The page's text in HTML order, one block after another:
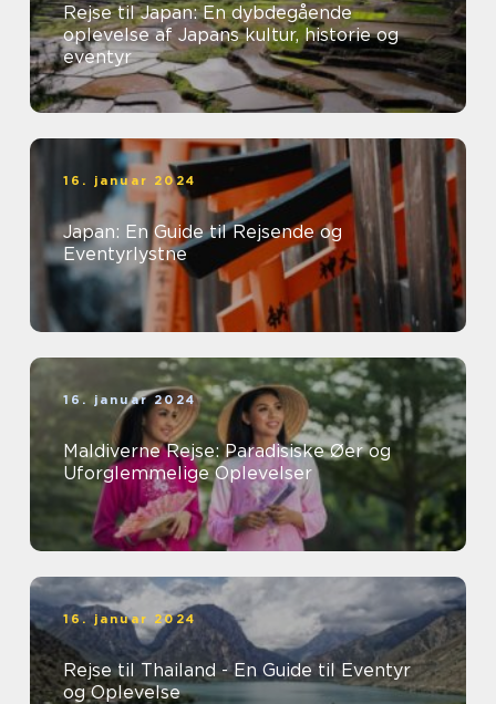
Rejse til Japan: En dybdegående
oplevelse af Japans kultur, historie og
eventyr
16. januar 2024
Japan: En Guide til Rejsende og
Eventyrlystne
16. januar 2024
Maldiverne Rejse: Paradisiske Øer og
Uforglemmelige Oplevelser
16. januar 2024
Rejse til Thailand - En Guide til Eventyr
og Oplevelse